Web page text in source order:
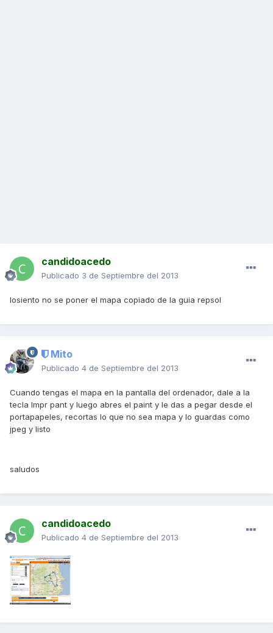
candidoacedo
Publicado 3 de Septiembre del 2013
losiento no se poner el mapa copiado de la guia repsol
Mito
Publicado 4 de Septiembre del 2013
Cuando tengas el mapa en la pantalla del ordenador, dale a la
tecla Impr pant y luego abres el paint y le das a pegar desde el
portapapeles, recortas lo que no sea mapa y lo guardas como
jpeg y listo
saludos
candidoacedo
Publicado 4 de Septiembre del 2013